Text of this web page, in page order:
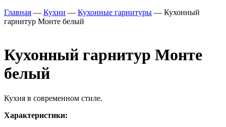
Главная — Кухни — Кухонные гарнитуры — Кухонный
гарнитур Монте белый
Кухонный гарнитур Монте
белый
Кухня в современном стиле.
Характеристики: